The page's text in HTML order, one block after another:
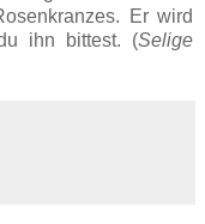
Er wird
ihn bittest. (Selige